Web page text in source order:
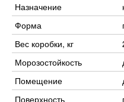
Назначение
Форма
Вес коробки, кг
Морозостойкость
Помещение
Поверхность